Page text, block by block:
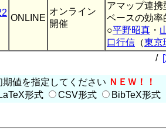
ONLINE
オンライン
開催
アマップ連
ベースの効率
○平野昭真 ・
口行信 （東京
/
値を指定してください ＮＥＷ！！
形式 CSV形式 BibTeX形式